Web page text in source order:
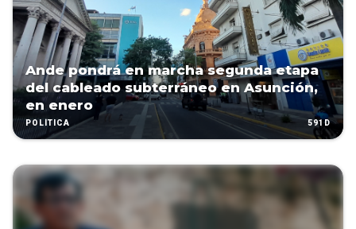
Ande pondrá en marcha segunda etapa
del cableado subterráneo en Asunción,
en enero
POLÍTICA 591D